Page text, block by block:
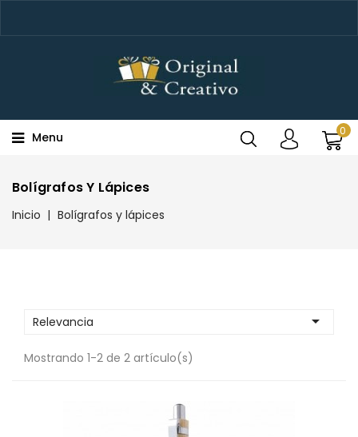
0
Menu
Bolígrafos Y Lápices
Inicio Bolígrafos y lápices
Relevancia 
Mostrando 1-2 de 2 artículo(s)